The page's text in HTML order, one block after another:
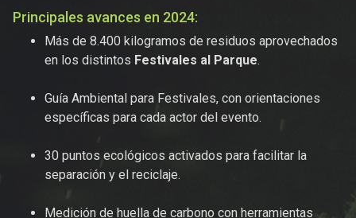
Principales avances en 2024:
Más de 8.400 kilogramos de residuos aprovechados
en los distintos Festivales al Parque.
Guía Ambiental para Festivales, con orientaciones
específicas para cada actor del evento.
30 puntos ecológicos activados para facilitar la
separación y el reciclaje.
Medición de huella de carbono con herramientas